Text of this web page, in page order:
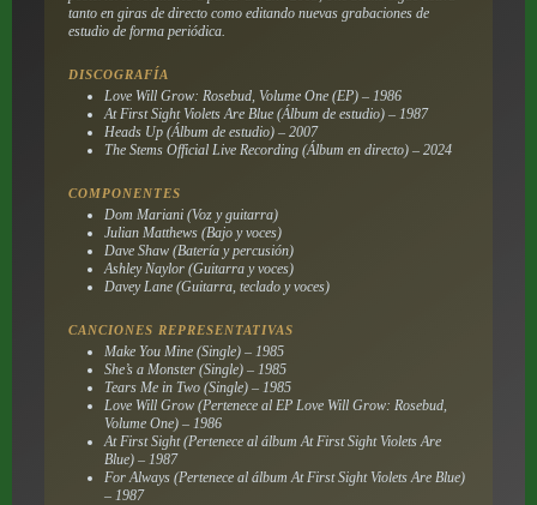
tanto en giras de directo como editando nuevas grabaciones de
estudio de forma periódica.
DISCOGRAFÍA
Love Will Grow: Rosebud, Volume One (EP) – 1986
At First Sight Violets Are Blue (Álbum de estudio) – 1987
Heads Up (Álbum de estudio) – 2007
The Stems Official Live Recording (Álbum en directo) – 2024
COMPONENTES
Dom Mariani (Voz y guitarra)
Julian Matthews (Bajo y voces)
Dave Shaw (Batería y percusión)
Ashley Naylor (Guitarra y voces)
Davey Lane (Guitarra, teclado y voces)
CANCIONES REPRESENTATIVAS
Make You Mine (Single) – 1985
She’s a Monster (Single) – 1985
Tears Me in Two (Single) – 1985
Love Will Grow (Pertenece al EP Love Will Grow: Rosebud,
Volume One) – 1986
At First Sight (Pertenece al álbum At First Sight Violets Are
Blue) – 1987
For Always (Pertenece al álbum At First Sight Violets Are Blue)
– 1987